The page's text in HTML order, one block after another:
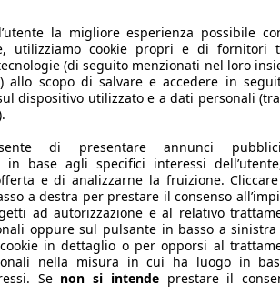
(combinato)*
la migliore esperienza possibile
utilizziamo cookie propri e di fornitori
(di seguito menzionati nel loro
allo scopo di salvare e accedere in
dispositivo utilizzato e a dati personali
di presentare annunci
in base agli specifici interessi
e di analizzarne la fruizione.
a destra per prestare il consenso
ad autorizzazione e al relativo
oppure sul pulsante in basso a
in dettaglio o per opporsi al
nella misura in cui ha luogo in
Se non si intendeprestare il